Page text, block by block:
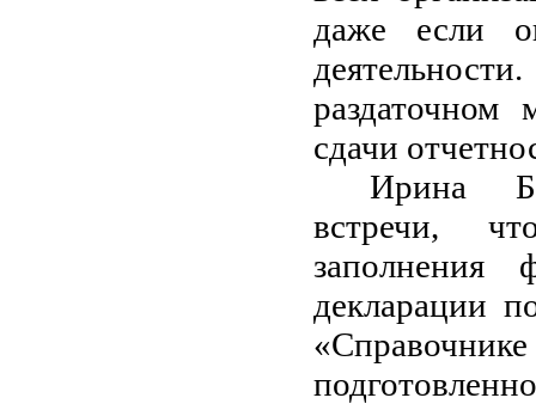
даже если
раздаточном
сдачи
Ирина
встречи,
заполнения
декларации